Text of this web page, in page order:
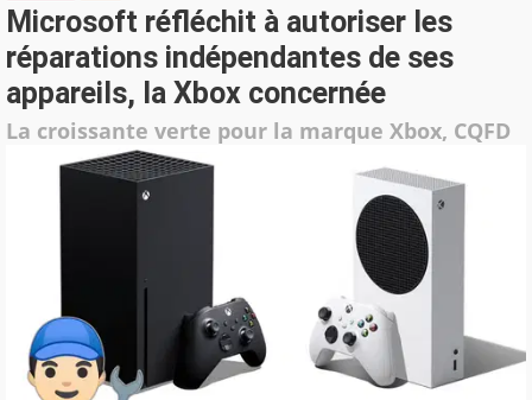
Microsoft réfléchit à autoriser les
réparations indépendantes de ses
appareils, la Xbox concernée
La croissante verte pour la marque Xbox, CQFD